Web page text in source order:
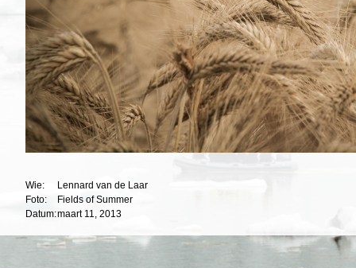
Wie:
Lennard van de Laar
Foto:
Fields of Summer
Datum:maart 11, 2013